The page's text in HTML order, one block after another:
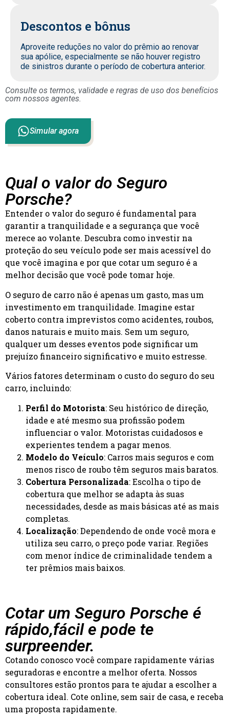
Descontos e bônus
Aproveite reduções no valor do prêmio ao renovar
sua apólice, especialmente se não houver registro
de sinistros durante o período de cobertura anterior.
Consulte os termos, validade e regras de uso dos benefícios
com nossos agentes.
Simular agora
Qual o valor do Seguro
Porsche?
Entender o valor do seguro é fundamental para
garantir a tranquilidade e a segurança que você
merece ao volante. Descubra como investir na
proteção do seu veículo pode ser mais acessível do
que você imagina e por que cotar um seguro é a
melhor decisão que você pode tomar hoje.
O seguro de carro não é apenas um gasto, mas um
investimento em tranquilidade. Imagine estar
coberto contra imprevistos como acidentes, roubos,
danos naturais e muito mais. Sem um seguro,
qualquer um desses eventos pode significar um
prejuízo financeiro significativo e muito estresse.
Vários fatores determinam o custo do seguro do seu
carro, incluindo:
Perfil do Motorista: Seu histórico de direção,
idade e até mesmo sua profissão podem
influenciar o valor. Motoristas cuidadosos e
experientes tendem a pagar menos.
Modelo do Veículo: Carros mais seguros e com
menos risco de roubo têm seguros mais baratos.
Cobertura Personalizada: Escolha o tipo de
cobertura que melhor se adapta às suas
necessidades, desde as mais básicas até as mais
completas.
Localização: Dependendo de onde você mora e
utiliza seu carro, o preço pode variar. Regiões
com menor índice de criminalidade tendem a
ter prêmios mais baixos.
Cotar um Seguro Porsche é
rápido,fácil e pode te
surpreender.
Cotando conosco você compare rapidamente várias
seguradoras e encontre a melhor oferta. Nossos
consultores estão prontos para te ajudar a escolher a
cobertura ideal. Cote online, sem sair de casa, e receba
uma proposta rapidamente.